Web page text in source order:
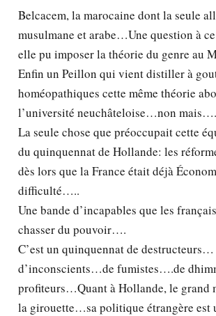
Belcacem, la marocaine dont la seule
musulmane et arabe…Une question à
elle pu imposer la théorie du genre au
Enfin un Peillon qui vient distiller à
homéopathiques cette même théorie
l’université neuchâteloise…non
La seule chose que préoccupait cette
du quinquennat de Hollande: les
dès lors que la France était déjà
difficulté…..
Une bande d’incapables que les
chasser du pouvoir….
C’est un quinquennat de destructeurs…
d’inconscients…de fumistes….de
profiteurs…Quant à Hollande, le
la girouette…sa politique étrangère est